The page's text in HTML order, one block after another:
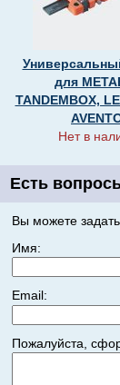
для
TANDEMBOX,
Нет в
Есть
Вы можете
Имя:
Email:
Пожалуйста,